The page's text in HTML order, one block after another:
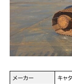
メーカー
キャ